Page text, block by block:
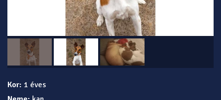
Kor: 1 éves